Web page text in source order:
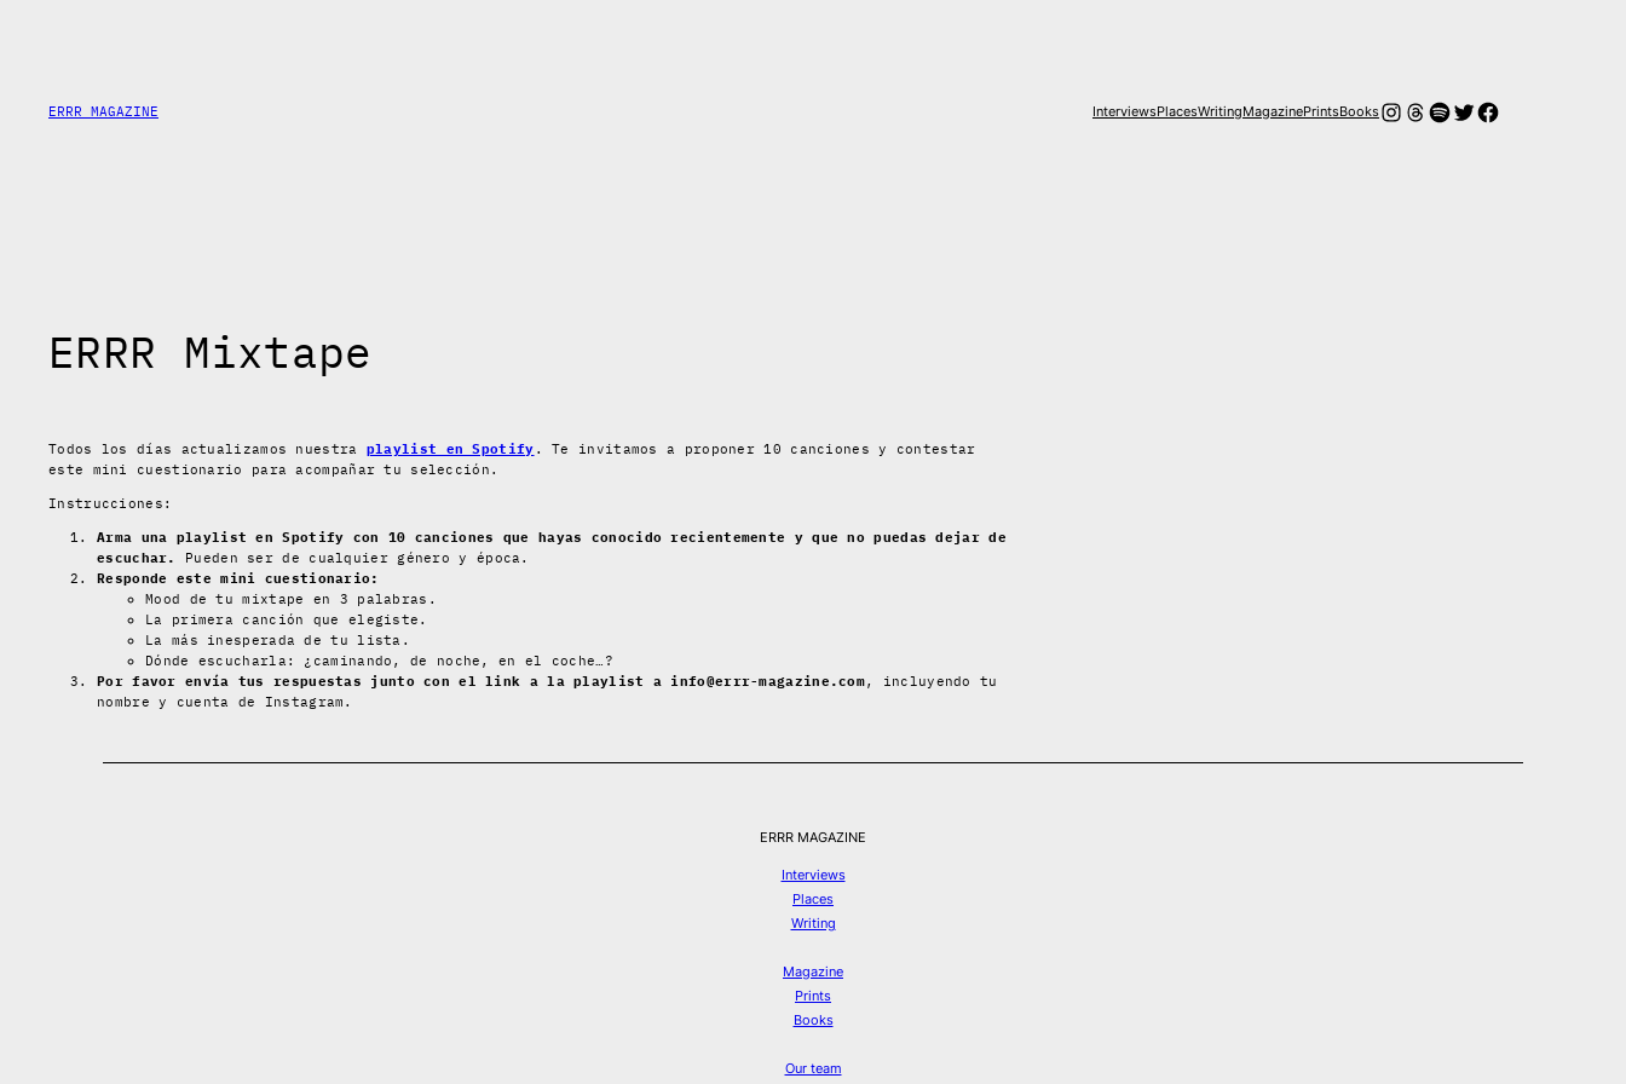
ERRR MAGAZINE InterviewsPlacesWritingMagazinePrintsBooksInstagram
Threads
Spotify
Twitter
Facebook
ERRR Mixtape
Todos los días actualizamos nuestra playlist en Spotify . Te invitamos a proponer 10 canciones y contestar
este mini cuestionario para acompañar tu selección.
Instrucciones:
Arma una playlist en Spotify con 10 canciones que hayas conocido recientemente y que no puedas dejar de
escuchar.
Pueden ser de cualquier género y época.
Responde este mini cuestionario:
Mood de tu mixtape en 3 palabras.
La primera canción que elegiste.
La más inesperada de tu lista.
Dónde escucharla: ¿caminando, de noche, en el coche…?
Por favor envía tus respuestas junto con el link a la playlist a info@errr-magazine.com, incluyendo tu
nombre y cuenta de Instagram.
ERRR MAGAZINE
Interviews
Places
Writing
Magazine
Prints
Books
Our team